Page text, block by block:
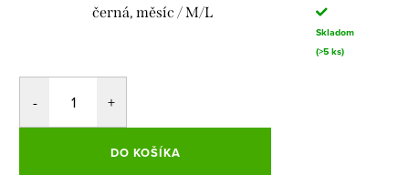
černá, měsíc / M/L
Skladom
(>5 ks)
DO KOŠÍKA